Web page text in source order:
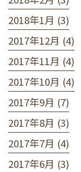
2018年1月 (3)
2017年12月 (4)
2017年11月 (4)
2017年10月 (4)
2017年9月 (7)
2017年8月 (3)
2017年7月 (4)
2017年6月 (3)